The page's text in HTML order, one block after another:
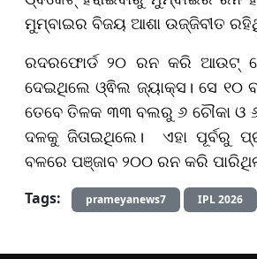
ମୁମ୍ବାଇର ବିଜୟ ଆଶା ଉଜ୍ଜିବୀତ
ରଦରଫୋର୍ଡ ୨୦ ରନ କରି ଆଉଟ୍
ଦେଇଥିଲେ ଓ୍ଵିଲ ଜ୍ୟାକ୍ସ। ସେ ୧୦
ତେବେ ତିଳକ ୩୩ ବଲରୁ ୬ ଚୌକା ଓ
ଦଳକୁ ଜିତାଇଥିଲେ।
ଏହା
ବଳରେ ପଞ୍ଜାବ ୨୦୦ ରନ କରି
Tags: prameyanews7 IPL 2026